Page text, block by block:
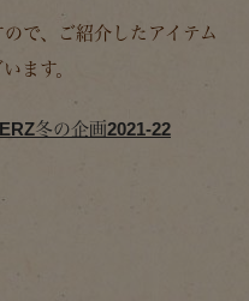
で、ご紹介したアイテム
ます。
冬の企画2021-22